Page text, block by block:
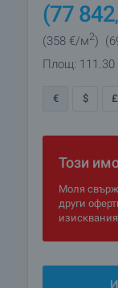
(77 842
(358 €/м2)
Площ:
€ $ £
Този
Моля
други